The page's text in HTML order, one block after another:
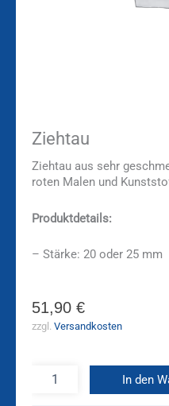
Ziehtau
Ziehtau aus sehr
roten Malen und
Produktdetails:
– Stärke: 20 oder 25 mm
51,90 €
zzgl. Versandkosten
In den